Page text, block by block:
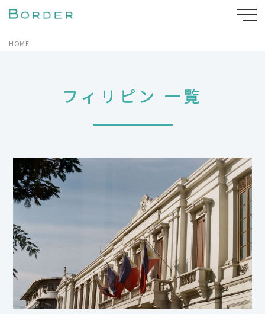
HOME
フィリピン 一覧